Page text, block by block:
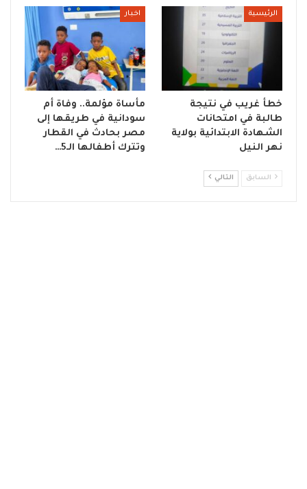
الرئيسية
خطأ غريب في نتيجة
طالبة في امتحانات
الشهادة الابتدائية بولاية
نهر النيل
اخبار
مأساة مؤلمة.. وفاة أم
سودانية في طريقها إلى
مصر بحادث في القطار
وتترك أطفالها الـ5…
السابق التالي